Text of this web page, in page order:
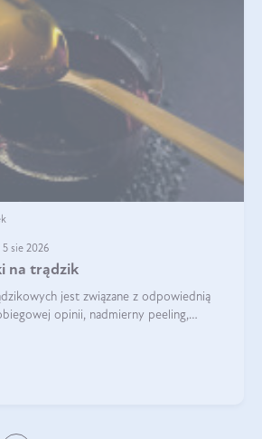
sie 2026
na trądzik
jest związane z odpowiednią
opinii, nadmierny peeling,